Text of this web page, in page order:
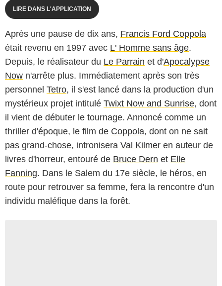
LIRE DANS L'APPLICATION
Après une pause de dix ans, Francis Ford Coppola
était revenu en 1997 avec L' Homme sans âge.
Depuis, le réalisateur du Le Parrain et d'Apocalypse
Now n'arrête plus. Immédiatement après son très
personnel Tetro, il s'est lancé dans la production d'un
mystérieux projet intitulé Twixt Now and Sunrise, dont
il vient de débuter le tournage. Annoncé comme un
thriller d'époque, le film de Coppola, dont on ne sait
pas grand-chose, intronisera Val Kilmer en auteur de
livres d'horreur, entouré de Bruce Dern et Elle
Fanning. Dans le Salem du 17e siècle, le héros, en
route pour retrouver sa femme, fera la rencontre d'un
individu maléfique dans la forêt.